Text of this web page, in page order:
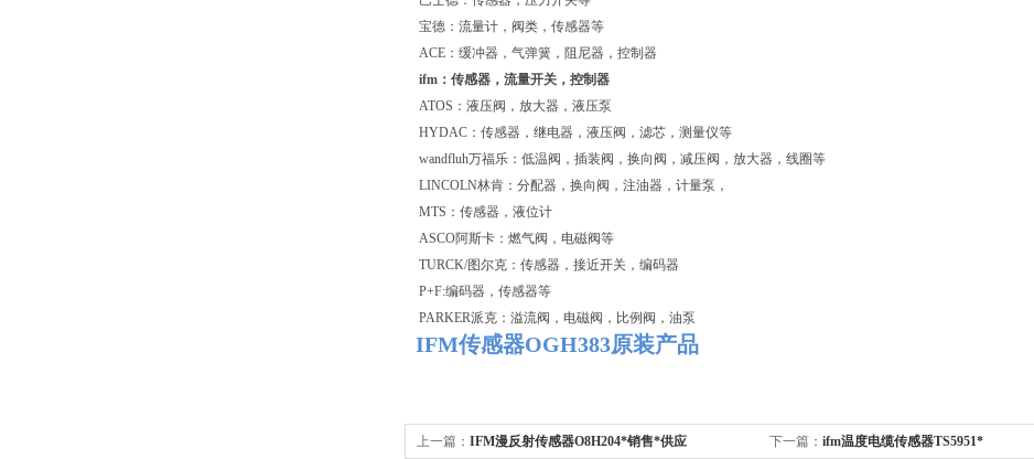
宝德：流量计，阀类，传感器等
ACE：缓冲器，气弹簧，阻尼器，控制器
ifm：传感器，流量开关，控制器
ATOS：液压阀，放大器，液压泵
HYDAC：传感器，继电器，液压阀，滤芯，测量仪等
wandfluh万福乐：低温阀，插装阀，换向阀，减压阀，放大器，线圈等
LINCOLN林肯：分配器，换向阀，注油器，计量泵，
MTS：传感器，液位计
ASCO阿斯卡：燃气阀，电磁阀等
TURCK/图尔克：传感器，接近开关，编码器
P+F:编码器，传感器等
PARKER派克：溢流阀，电磁阀，比例阀，油泵
IFM传感器OGH383原装产品
上一篇： IFM漫反射传感器O8H204*销售*供应 下一篇： ifm温度电缆传感器TS5951*